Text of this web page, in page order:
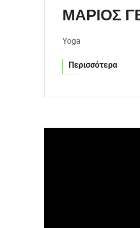
ΜΑΡΙΟΣ
Yoga
Περισσότερα